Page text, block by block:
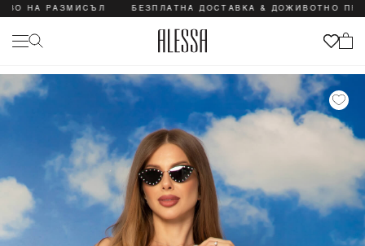
РАЗМИСЪЛ БЕЗПЛАТНА ДОСТАВКА & ДОЖИВОТНО ПРАВО НА